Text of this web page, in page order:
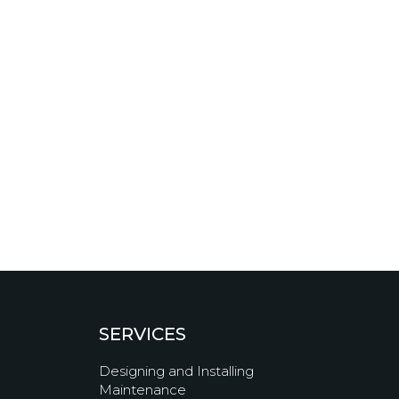
SERVICES
Designing and Installing
Maintenance